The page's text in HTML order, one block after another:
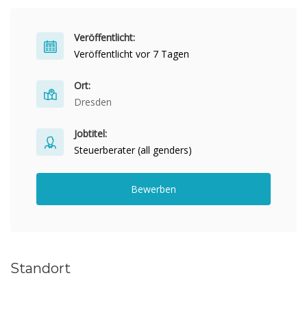
Veröffentlicht:
Veröffentlicht vor 7 Tagen
Ort:
Dresden
Jobtitel:
Steuerberater (all genders)
Bewerben
Standort